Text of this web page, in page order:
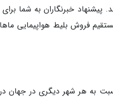
پیشنهاد خبرنگاران به شما
فروش بلیط هواپیمایی